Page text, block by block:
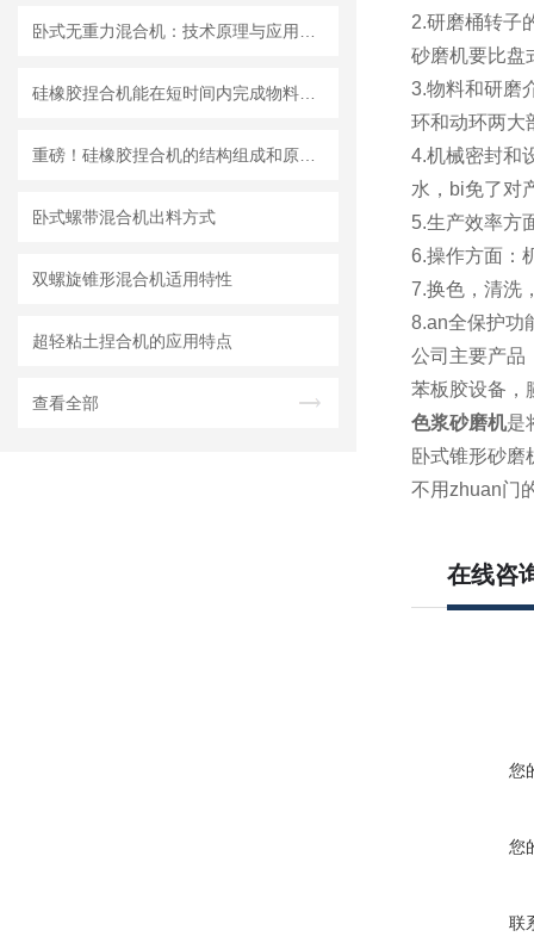
卧式螺带混合机出料方式
双螺旋锥形混合机适用特性
超轻粘土捏合机的应用特点
查看全部
2.研磨桶转子
砂磨机要比盘
3.物料和研磨
环和动环两大
4.机械密封和
水，bi免了对
5.生产效率方
6.操作方面：
7.换色，清洗
8.an全保护功
公司主要产品
苯板胶设备，
色浆砂磨机是
卧式锥形砂磨
不用zhuan门
在线咨
您
您
联